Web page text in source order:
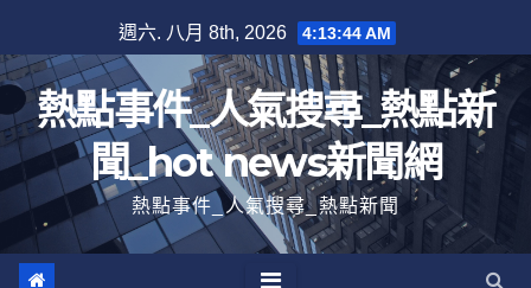
至
內
容
週六. 八月 8th, 2026 4:13:44 AM
熱點事件_人氣搜尋_熱點新
聞_hot news新聞網
熱點事件_人氣搜尋_熱點新聞